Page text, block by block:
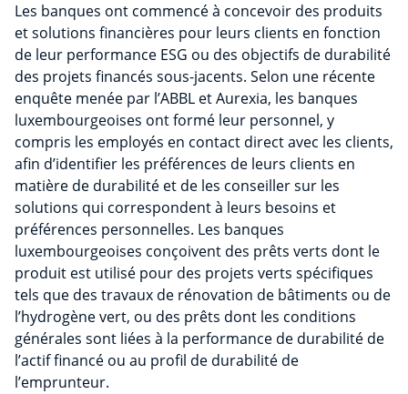
Les banques ont commencé à concevoir des produits
et solutions financières pour leurs clients en fonction
de leur performance ESG ou des objectifs de durabilité
des projets financés sous-jacents. Selon une récente
enquête menée par l’ABBL et Aurexia, les banques
luxembourgeoises ont formé leur personnel, y
compris les employés en contact direct avec les clients,
afin d’identifier les préférences de leurs clients en
matière de durabilité et de les conseiller sur les
solutions qui correspondent à leurs besoins et
préférences personnelles. Les banques
luxembourgeoises conçoivent des prêts verts dont le
produit est utilisé pour des projets verts spécifiques
tels que des travaux de rénovation de bâtiments ou de
l’hydrogène vert, ou des prêts dont les conditions
générales sont liées à la performance de durabilité de
l’actif financé ou au profil de durabilité de
l’emprunteur.